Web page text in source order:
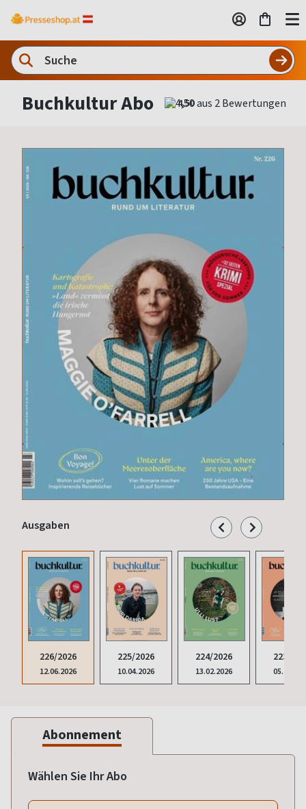
Buchkultur Abo 4,50
Ausgaben
226/2026
12.06.2026
225/2026
10.04.2026
224/2026
13.02.2026
223/
Abonnement
Wählen Sie Ihr Abo